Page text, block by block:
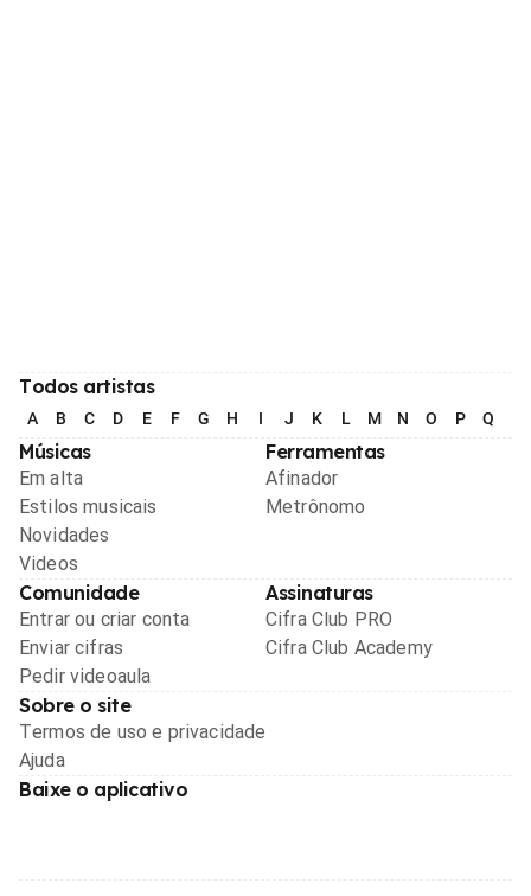
Todos artistas
A B C D E F G H I J K L M N O P Q
Músicas
Em alta
Estilos musicais
Novidades
Videos
Ferramentas
Afinador
Metrônomo
Comunidade
Entrar ou criar conta
Enviar cifras
Pedir videoaula
Assinaturas
Cifra Club PRO
Cifra Club Academy
Sobre o site
Termos de uso e privacidade
Ajuda
Baixe o aplicativo